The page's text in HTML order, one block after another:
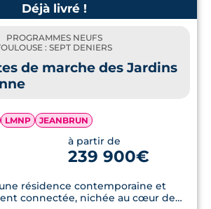
Déjà livré !
PROGRAMMES NEUFS
: SEPT DENIERS
de marche des Jardins
LMNP JEANBRUN
à partir de
239 900€
résidence contemporaine et
connectée, nichée au cœur de